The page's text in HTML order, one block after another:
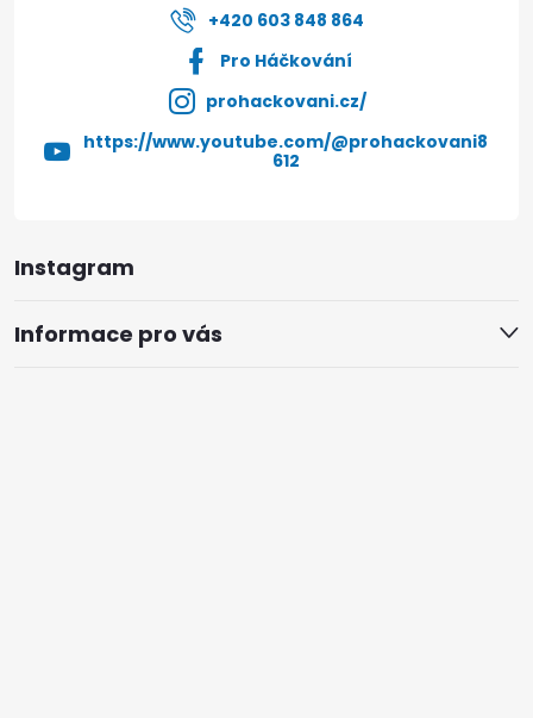
Instagram
Informace pro vás
+420 603 848 864
Pro Háčkování
prohackovani.cz/
https://www.youtube.com/@prohackovani8
612